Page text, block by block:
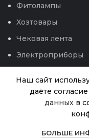
Фитолампы
Хозтовары
Чековая лента
Электроприборы
Наш сайт
даёте
данных в
БОЛЬШЕ
Репа
Красная
Магазин